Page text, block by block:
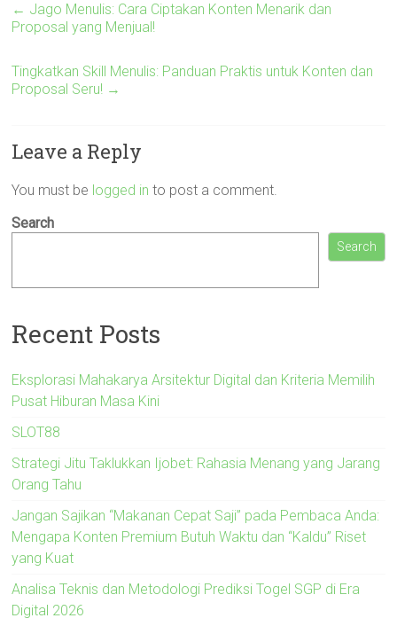
← Jago Menulis: Cara Ciptakan Konten Menarik dan
Proposal yang Menjual!
Tingkatkan Skill Menulis: Panduan Praktis untuk Konten dan
Proposal Seru! →
Leave a Reply
You must be logged in to post a comment.
Search
Search
Recent Posts
Eksplorasi Mahakarya Arsitektur Digital dan Kriteria Memilih
Pusat Hiburan Masa Kini
SLOT88
Strategi Jitu Taklukkan Ijobet: Rahasia Menang yang Jarang
Orang Tahu
Jangan Sajikan “Makanan Cepat Saji” pada Pembaca Anda:
Mengapa Konten Premium Butuh Waktu dan “Kaldu” Riset
yang Kuat
Analisa Teknis dan Metodologi Prediksi Togel SGP di Era
Digital 2026